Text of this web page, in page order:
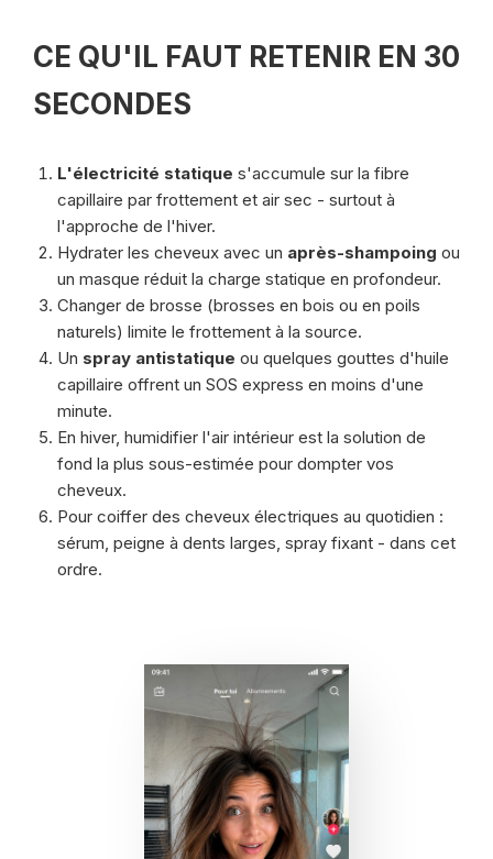
CE QU'IL FAUT RETENIR EN 30
SECONDES
L'électricité statique s'accumule sur la fibre
capillaire par frottement et air sec - surtout à
l'approche de l'hiver.
Hydrater les cheveux avec un après-shampoing ou
un masque réduit la charge statique en profondeur.
Changer de brosse (brosses en bois ou en poils
naturels) limite le frottement à la source.
Un spray antistatique ou quelques gouttes d'huile
capillaire offrent un SOS express en moins d'une
minute.
En hiver, humidifier l'air intérieur est la solution de
fond la plus sous-estimée pour dompter vos
cheveux.
Pour coiffer des cheveux électriques au quotidien :
sérum, peigne à dents larges, spray fixant - dans cet
ordre.